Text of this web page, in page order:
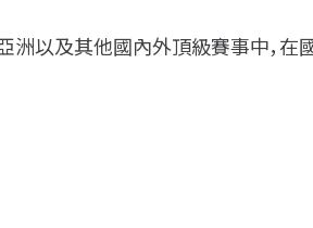
洲以及其他國內外頂級賽事中，在